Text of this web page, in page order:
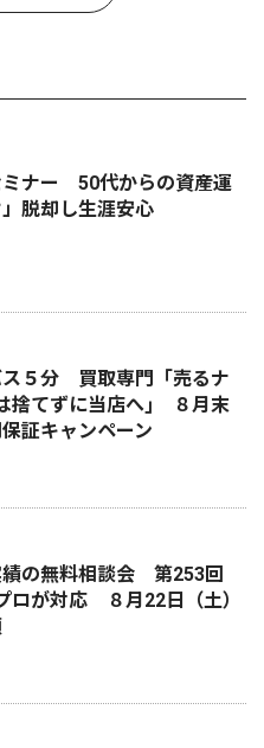
ミナー 50代からの資産運
脱却し生涯安心
ス５分 買取専門「売るナ
捨てずに当店へ｣ ８月末
証キャンペーン
績の無料相談会 第253回
ロが対応 ８月22日（土）